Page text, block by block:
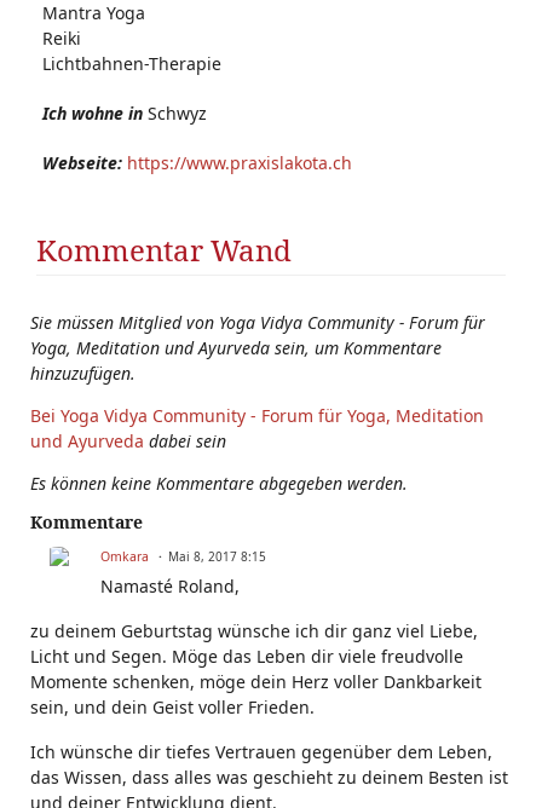
Mantra Yoga
Reiki
Lichtbahnen-Therapie
Ich wohne in Schwyz
Webseite: https://www.praxislakota.ch
Kommentar Wand
Sie müssen Mitglied von Yoga Vidya Community - Forum für
Yoga, Meditation und Ayurveda sein, um Kommentare
hinzuzufügen.
Bei Yoga Vidya Community - Forum für Yoga, Meditation
und Ayurveda dabei sein
Es können keine Kommentare abgegeben werden.
Kommentare
Omkara Mai 8, 2017 8:15
Namasté Roland,
zu deinem Geburtstag wünsche ich dir ganz viel Liebe,
Licht und Segen. Möge das Leben dir viele freudvolle
Momente schenken, möge dein Herz voller Dankbarkeit
sein, und dein Geist voller Frieden.
Ich wünsche dir tiefes Vertrauen gegenüber dem Leben,
das Wissen, dass alles was geschieht zu deinem Besten ist
und deiner Entwicklung dient.